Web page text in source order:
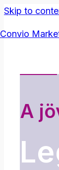
Skip to
Convio
A